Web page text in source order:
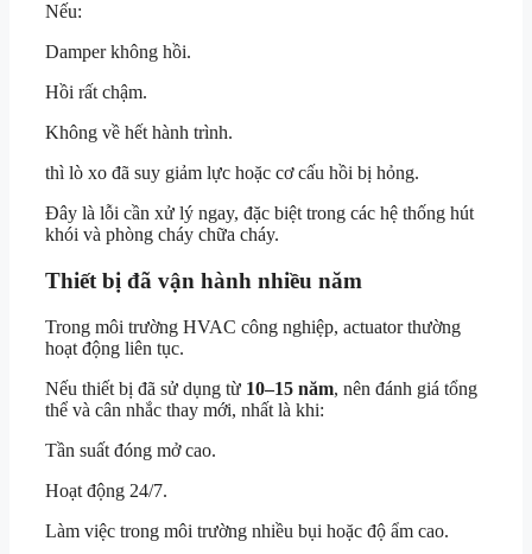
Nếu:
Damper không hồi.
Hồi rất chậm.
Không về hết hành trình.
thì lò xo đã suy giảm lực hoặc cơ cấu hồi bị hỏng.
Đây là lỗi cần xử lý ngay, đặc biệt trong các hệ thống hút
khói và phòng cháy chữa cháy.
Thiết bị đã vận hành nhiều năm
Trong môi trường HVAC công nghiệp, actuator thường
hoạt động liên tục.
Nếu thiết bị đã sử dụng từ 10–15 năm, nên đánh giá tổng
thể và cân nhắc thay mới, nhất là khi:
Tần suất đóng mở cao.
Hoạt động 24/7.
Làm việc trong môi trường nhiều bụi hoặc độ ẩm cao.